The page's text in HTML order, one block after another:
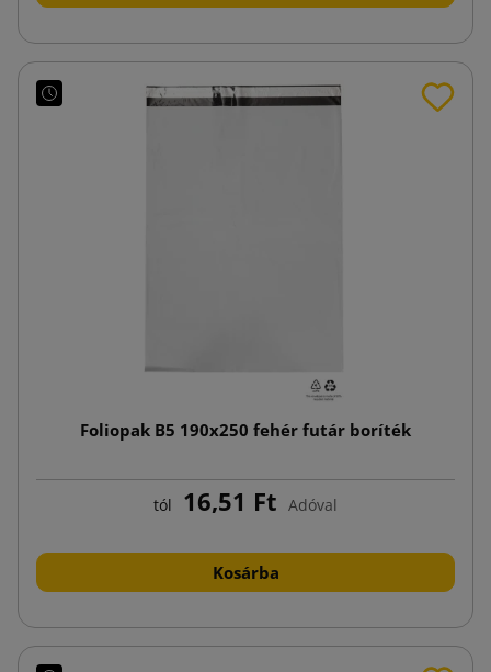
Foliopak B5 190x250 fehér futár boríték
tól 16,51 Ft Adóval
Kosárba